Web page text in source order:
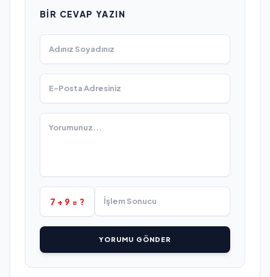
BIR CEVAP YAZIN
7 + 9 = ?
YORUMU GÖNDER